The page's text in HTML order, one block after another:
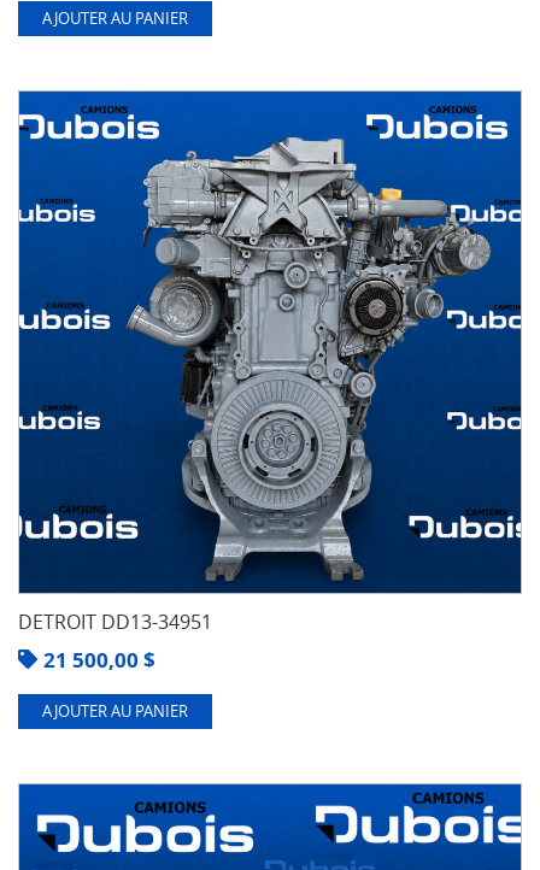
AJOUTER AU PANIER
DETROIT DD13-34951
21 500,00 $
AJOUTER AU PANIER